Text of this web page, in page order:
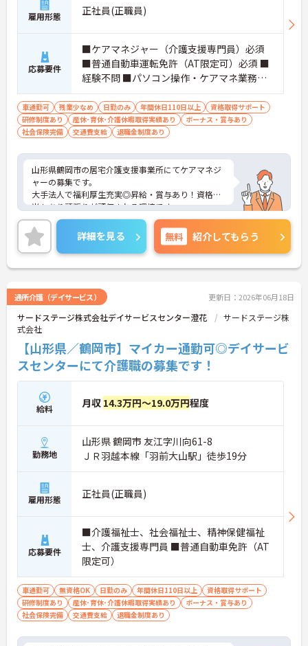
雇用形態 正社員(正職員)
応募要件
■ケアマネジャー（介護支援専門員）必須
■普通自動車運転免許（AT限定可）必須 ■
経験不問 ■パソコン操作・ケアマネ業務経
験あれば尚可
車通勤可 残業少なめ 日勤のみ 年間休日110日以上
資格取得サポート
研修制度あり
産休･育休･介護休暇取得実績あり
ボーナス・賞与あり
社会保険完備
交通費支給 退職金制度あり
山形県鶴岡市の居宅介護支援事業所にてケアマネジ
ャーの募集です。
大手法人で福利厚生充実◎昇給・賞与あり！資格手
当もあり頑張りが評価される環境です。
年間休日は111日で完全週休二日制！残業は月平均4
時間とプライベートの時間も大切にできます。
ご興味ある方は面接ポイントをお伝えしますので、
お気軽にご連絡ください。
詳細を見る 無料 紹介してもらう
通所介護（デイサービス） 更新日：2026年06月18日
サードステージ株式会社デイサービスセンター澄花
サードステージ株
式会社
【山形県／鶴岡市】マイカー通勤可◎デイサービ
スセンターにて介護職の募集です！
給料 月収 14.3万円～19.0万円程度
勤務地
山形県 鶴岡市 友江字川向61-8
ＪＲ羽越本線「羽前大山駅」徒歩19分
雇用形態 正社員(正職員)
応募要件
■介護福祉士、社会福祉士、精神保健福祉
士、介護支援専門員 ■普通自動車免許（AT
限定可）
車通勤可 無資格OK 日勤のみ 年間休日110日以上
資格取得サポート
研修制度あり
産休･育休･介護休暇取得実績あり
ボーナス・賞与あり
社会保険完備
交通費支給 退職金制度あり